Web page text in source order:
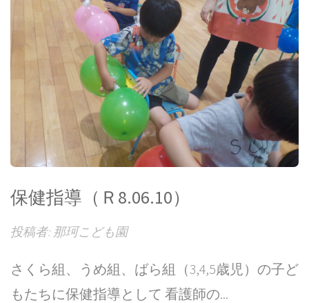
保健指導（Ｒ8.06.10）
投稿者: 那珂こども園
さくら組、うめ組、ばら組（3,4,5歳児）の子ど
もたちに保健指導として 看護師の...